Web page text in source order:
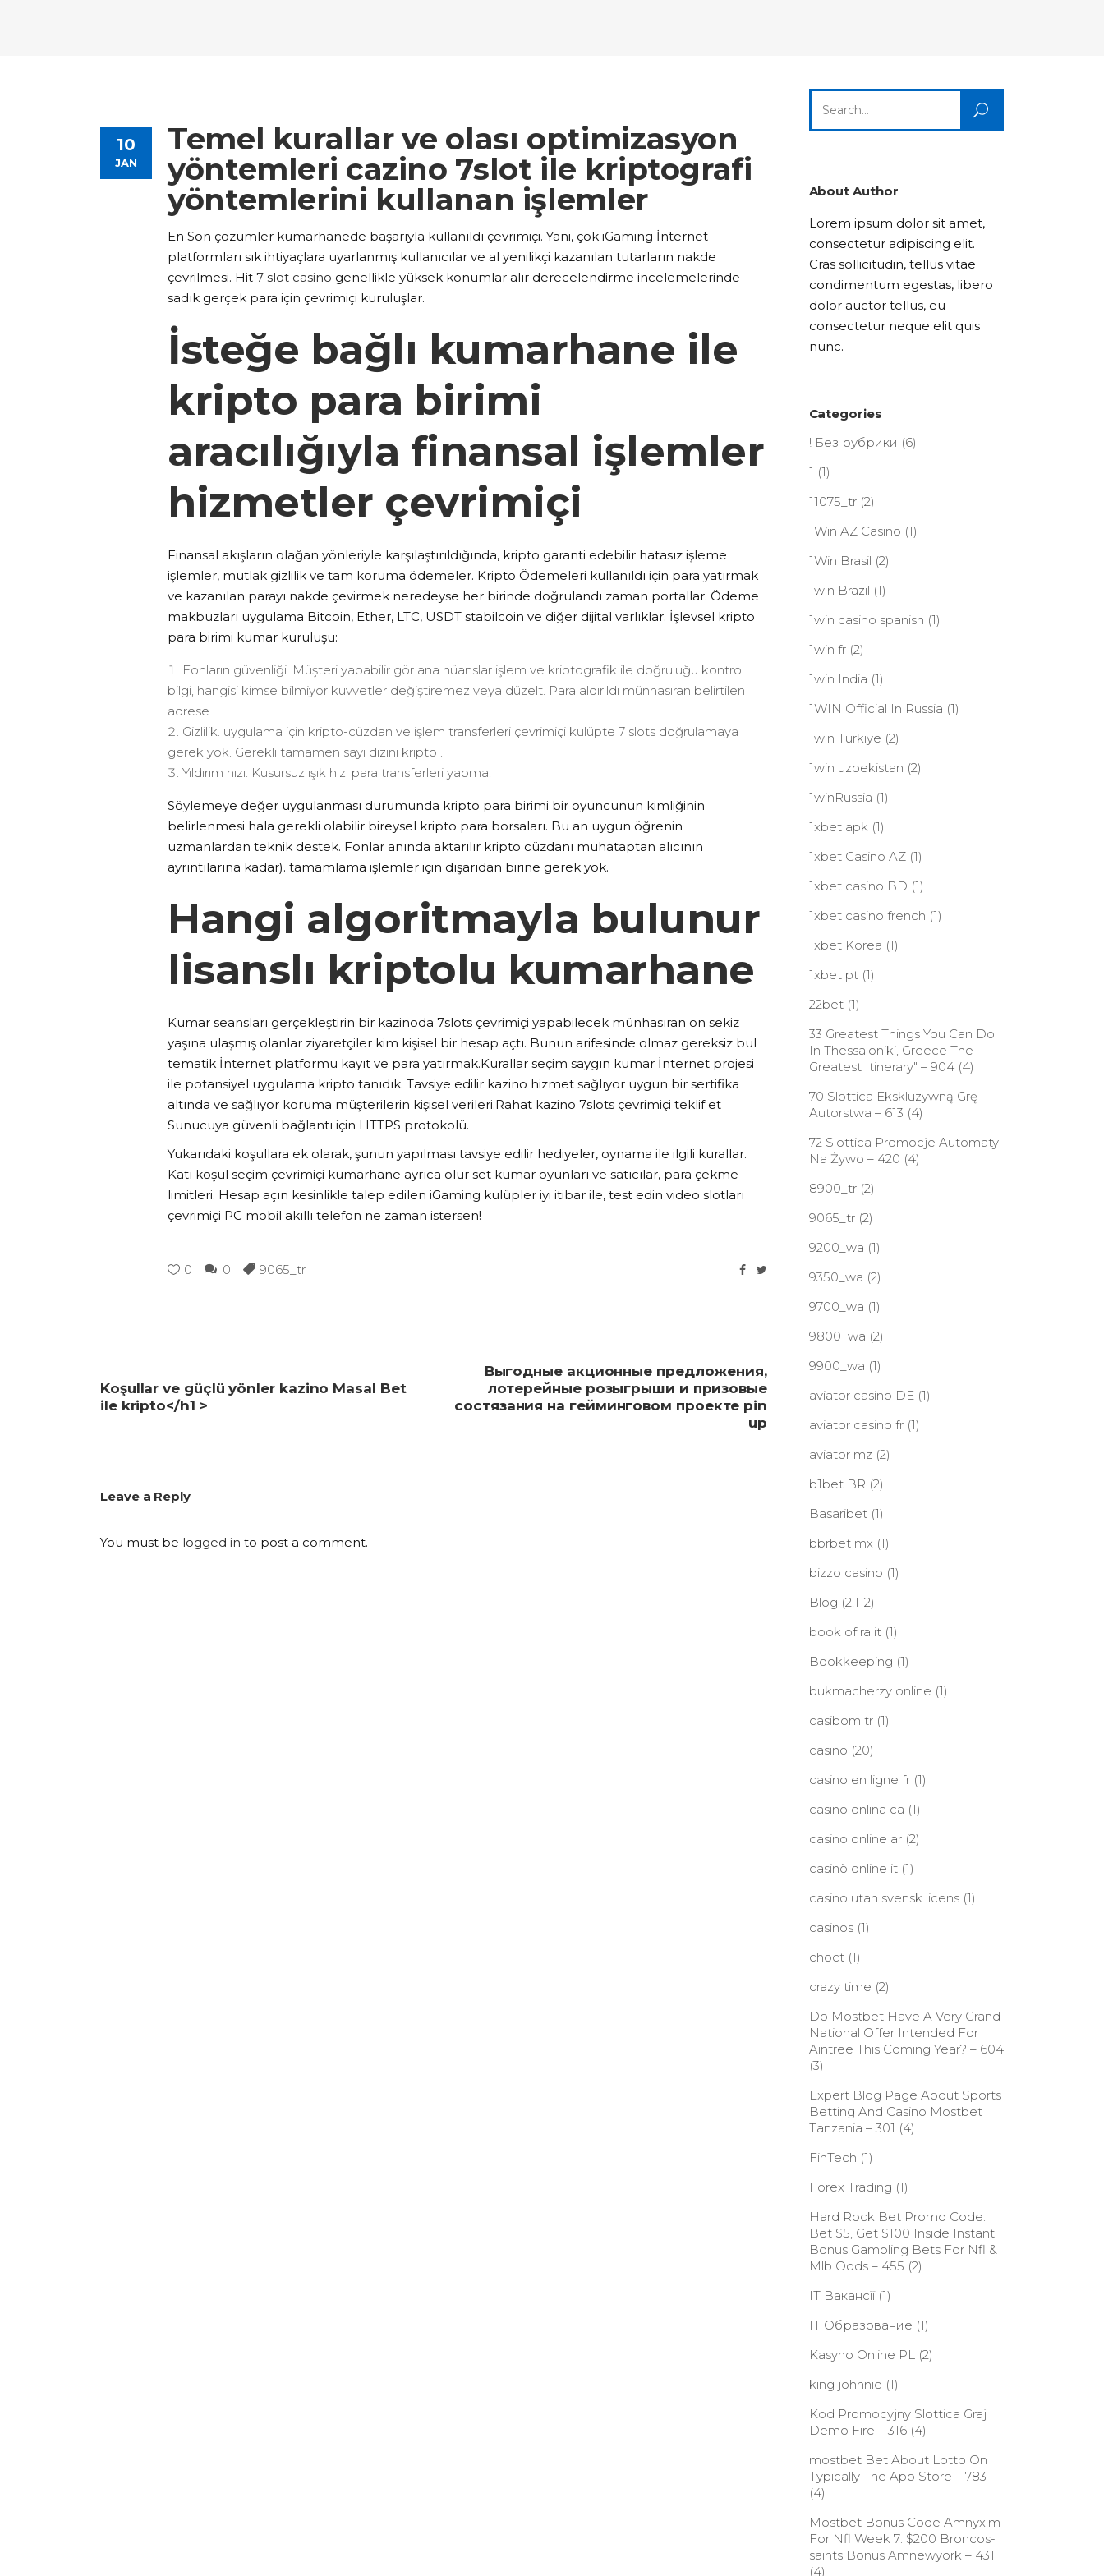
Team List Separators Video Button
Lists
Advanced Link Section
Banner
Team List
Google Maps
Image Gallery
Separators
Testimonials
Client Carousel
Video Button
Highlights
Lists
Title & Subtitle
Title & Subtitle
10
JAN
Temel kurallar ve olası optimizasyon
yöntemleri cazino 7slot ile kriptografi
yöntemlerini kullanan işlemler
En Son çözümler kumarhanede başarıyla kullanıldı çevrimiçi. Yani, çok iGaming İnternet
platformları sık ihtiyaçlara uyarlanmış kullanıcılar ve al yenilikçi kazanılan tutarların nakde
çevrilmesi. Hit 7 slot casino genellikle yüksek konumlar alır derecelendirme incelemelerinde
sadık gerçek para için çevrimiçi kuruluşlar.
İsteğe bağlı kumarhane ile
kripto para birimi
aracılığıyla finansal işlemler
hizmetler çevrimiçi
Finansal akışların olağan yönleriyle karşılaştırıldığında, kripto garanti edebilir hatasız işleme
işlemler, mutlak gizlilik ve tam koruma ödemeler. Kripto Ödemeleri kullanıldı için para yatırmak
ve kazanılan parayı nakde çevirmek neredeyse her birinde doğrulandı zaman portallar. Ödeme
makbuzları uygulama Bitcoin, Ether, LTC, USDT stabilcoin ve diğer dijital varlıklar. İşlevsel kripto
para birimi kumar kuruluşu:
Fonların güvenliği. Müşteri yapabilir gör ana nüanslar işlem ve kriptografik ile doğruluğu kontrol
bilgi, hangisi kimse bilmiyor kuvvetler değiştiremez veya düzelt. Para aldırıldı münhasıran belirtilen
adrese.
Gizlilik. uygulama için kripto-cüzdan ve işlem transferleri çevrimiçi kulüpte 7 slots doğrulamaya
gerek yok. Gerekli tamamen sayı dizini kripto .
Yıldırım hızı. Kusursuz ışık hızı para transferleri yapma.
Söylemeye değer uygulanması durumunda kripto para birimi bir oyuncunun kimliğinin
belirlenmesi hala gerekli olabilir bireysel kripto para borsaları. Bu an uygun öğrenin
uzmanlardan teknik destek. Fonlar anında aktarılır kripto cüzdanı muhataptan alıcının
ayrıntılarına kadar). tamamlama işlemler için dışarıdan birine gerek yok.
Hangi algoritmayla bulunur
lisanslı kriptolu kumarhane
Kumar seansları gerçekleştirin bir kazinoda 7slots çevrimiçi yapabilecek münhasıran on sekiz
yaşına ulaşmış olanlar ziyaretçiler kim kişisel bir hesap açtı. Bunun arifesinde olmaz gereksiz bul
tematik İnternet platformu kayıt ve para yatırmak.Kurallar seçim saygın kumar İnternet projesi
ile potansiyel uygulama kripto tanıdık. Tavsiye edilir kazino hizmet sağlıyor uygun bir sertifika
altında ve sağlıyor koruma müşterilerin kişisel verileri.Rahat kazino 7slots çevrimiçi teklif et
Sunucuya güvenli bağlantı için HTTPS protokolü.
Yukarıdaki koşullara ek olarak, şunun yapılması tavsiye edilir hediyeler, oynama ile ilgili kurallar.
Katı koşul seçim çevrimiçi kumarhane ayrıca olur set kumar oyunları ve satıcılar, para çekme
limitleri. Hesap açın kesinlikle talep edilen iGaming kulüpler iyi itibar ile, test edin video slotları
çevrimiçi PC mobil akıllı telefon ne zaman istersen!
0 0 9065_tr
Koşullar ve güçlü yönler kazino Masal Bet
ile kripto</h1 >
Выгодные акционные предложения,
лотерейные розыгрыши и призовые
состязания на гейминговом проекте pin
up
Leave a Reply
You must be logged in to post a comment.
for:
About Author
Lorem ipsum dolor sit amet,
consectetur adipiscing elit.
Cras sollicitudin, tellus vitae
condimentum egestas, libero
dolor auctor tellus, eu
consectetur neque elit quis
nunc.
Categories
! Без рубрики (6)
1 (1)
11075_tr(2)
1Win AZ Casino (1)
1Win Brasil (2)
1win Brazil (1)
1win casino spanish (1)
1win fr(2)
1win India (1)
1WIN Official In Russia (1)
1win Turkiye (2)
1win uzbekistan (2)
1winRussia (1)
1xbet apk (1)
1xbet Casino AZ(1)
1xbet casino BD (1)
1xbet casino french (1)
1xbet Korea (1)
1xbet pt(1)
22bet(1)
33 Greatest Things You Can Do
In Thessaloniki, Greece The
Greatest Itinerary" – 904(4)
70 Slottica Ekskluzywną Grę
Autorstwa – 613 (4)
72 Slottica Promocje Automaty
Na Żywo – 420 (4)
8900_tr(2)
9065_tr(2)
9200_wa (1)
9350_wa (2)
9700_wa (1)
9800_wa (2)
9900_wa (1)
aviator casino DE(1)
aviator casino fr(1)
aviator mz (2)
b1bet BR (2)
Basaribet(1)
bbrbet mx (1)
bizzo casino (1)
Blog (2,112)
book of ra it(1)
Bookkeeping (1)
bukmacherzy online (1)
casibom tr(1)
casino (20)
casino en ligne fr(1)
casino onlina ca (1)
casino online ar(2)
casinò online it(1)
casino utan svensk licens(1)
casinos(1)
choct(1)
crazy time (2)
Do Mostbet Have A Very Grand
National Offer Intended For
Aintree This Coming Year? – 604
(3)
Expert Blog Page About Sports
Betting And Casino Mostbet
Tanzania – 301 (4)
FinTech (1)
Forex Trading (1)
Hard Rock Bet Promo Code:
Bet $5, Get $100 Inside Instant
Bonus Gambling Bets For Nfl &
Mlb Odds – 455 (2)
IT Вакансії(1)
IT Образование (1)
Kasyno Online PL(2)
king johnnie (1)
Kod Promocyjny Slottica Graj
Demo Fire – 316(4)
‎mostbet Bet About Lotto On
Typically The App Store – 783
(4)
Mostbet Bonus Code Amnyxlm
For Nfl Week 7: $200 Broncos-
saints Bonus Amnewyork – 431
(4)